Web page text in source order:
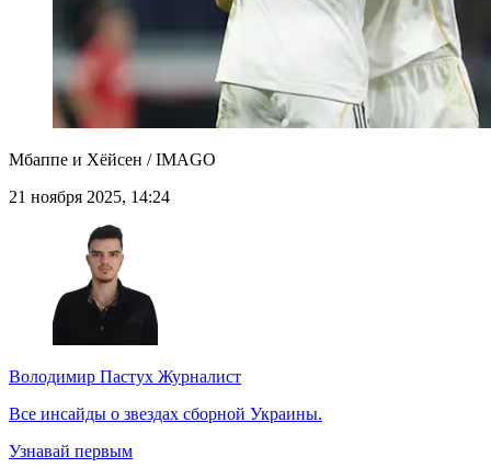
Мбаппе и Хёйсен / IMAGO
21 ноября 2025, 14:24
Володимир Пастух Журналист
Все инсайды о звездах сборной Украины.
Узнавай первым